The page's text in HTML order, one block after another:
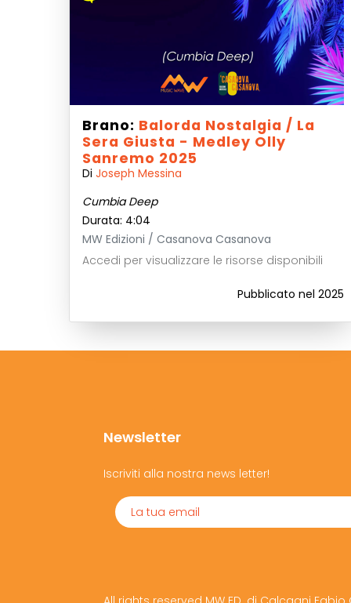
Brano: Balorda Nostalgia / La
Sera Giusta - Medley Olly
Sanremo 2025
Di Joseph Messina
Cumbia Deep
Durata: 4:04
MW Edizioni / Casanova Casanova
Accedi per visualizzare le risorse disponibili
Pubblicato nel 2025
Newsletter
Iscriviti alla nostra news letter!